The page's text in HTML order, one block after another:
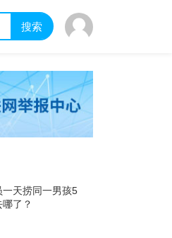
搜索
一天捞同一男孩5
了？